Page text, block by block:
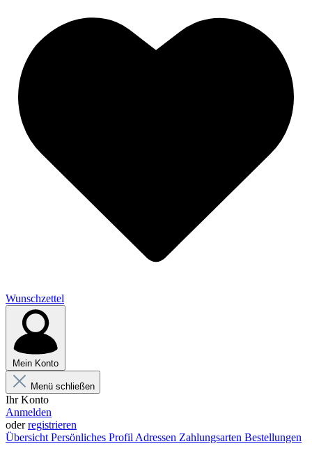
Wunschzettel
Mein Konto
Menü schließen
Ihr Konto
Anmelden
oderregistrieren
Übersicht Persönliches Profil Adressen Zahlungsarten Bestellungen